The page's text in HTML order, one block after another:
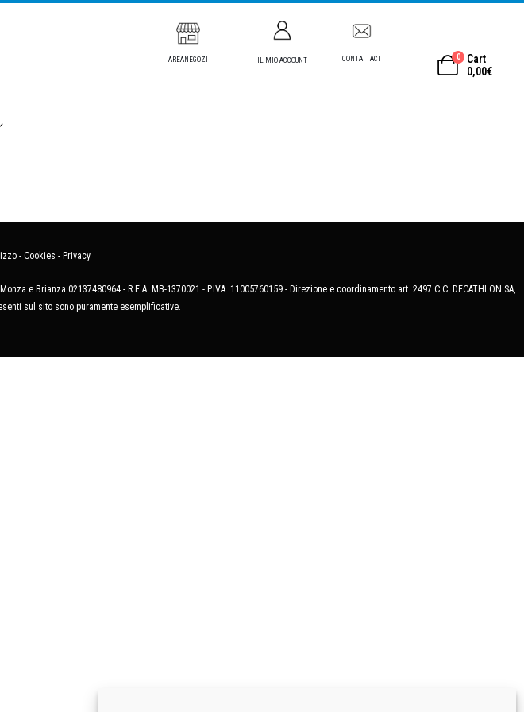
AREANEGOZI IL MIO ACCOUNT CONTATTACI 0
Cart
0,00€
- Cookies - Privacy
e Brianza 02137480964 - R.E.A. MB-1370021 - P.IVA. 11005760159 - Direzione e coordinamento art. 2497 C.C. DECATHLON SA,
sul sito sono puramente esemplificative.